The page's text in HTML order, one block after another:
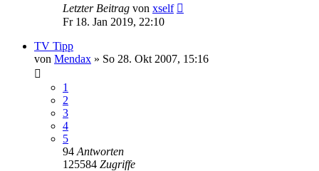
Letzter Beitrag von xself
Fr 18. Jan 2019, 22:10
TV Tipp
von Mendax » So 28. Okt 2007, 15:16
1
2
3
4
5
94 Antworten
125584 Zugriffe